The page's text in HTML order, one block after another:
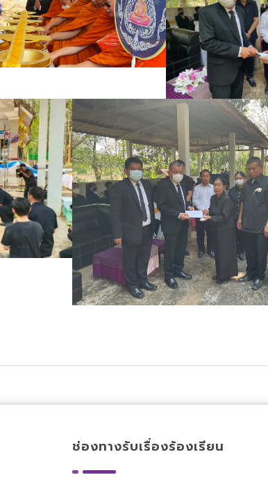
ช่องทางรับเรื่องร้องเรียน